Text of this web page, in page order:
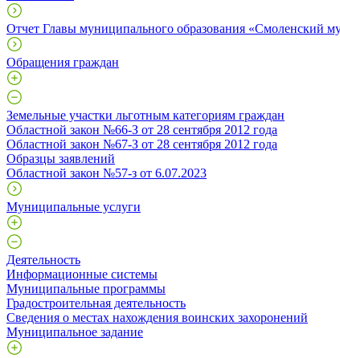
Отчет Главы муниципального образования «Смоленский
Обращения граждан
Земельные участки льготным категориям граждан
Областной закон №66-З от 28 сентября 2012 года
Областной закон №67-З от 28 сентября 2012 года
Образцы заявлений
Областной закон №57-з от 6.07.2023
Муниципальные услуги
Деятельность
Информационные системы
Муниципальные программы
Градостроительная деятельность
Сведения о местах нахождения воинских захоронений
Муниципальное задание